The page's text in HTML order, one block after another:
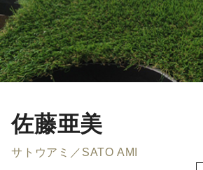
佐藤亜美
サトウアミ／SATO AMI